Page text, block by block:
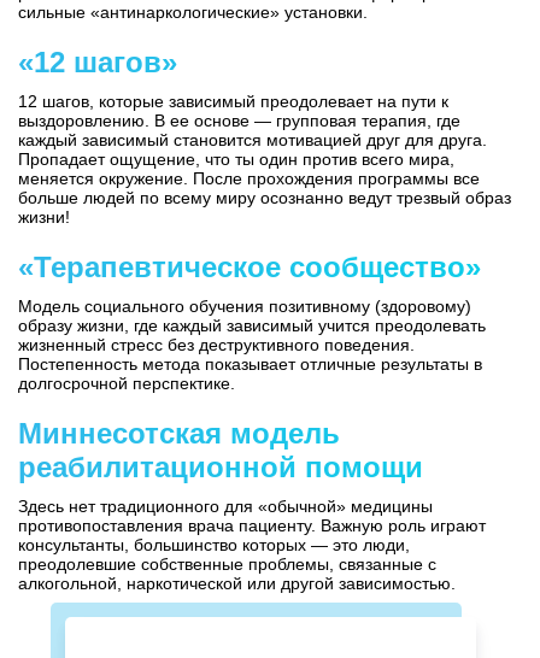
сильные «антинаркологические» установки.
«12 шагов»
12 шагов, которые зависимый преодолевает на пути к
выздоровлению. В ее основе — групповая терапия, где
каждый зависимый становится мотивацией друг для друга.
Пропадает ощущение, что ты один против всего мира,
меняется окружение. После прохождения программы все
больше людей по всему миру осознанно ведут трезвый образ
жизни!
«Терапевтическое сообщество»
Модель социального обучения позитивному (здоровому)
образу жизни, где каждый зависимый учится преодолевать
жизненный стресс без деструктивного поведения.
Постепенность метода показывает отличные результаты в
долгосрочной перспектике.
Миннесотская модель
реабилитационной помощи
Здесь нет традиционного для «обычной» медицины
противопоставления врача пациенту. Важную роль играют
консультанты, большинство которых — это люди,
преодолевшие собственные проблемы, связанные с
алкогольной, наркотической или другой зависимостью.